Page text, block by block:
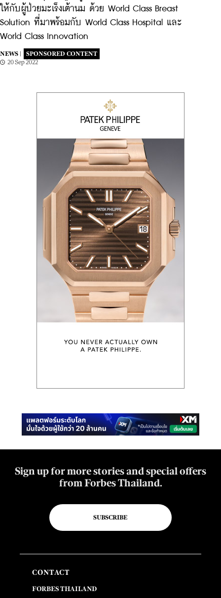
ให้กับผู้ป่วยมะเร็งเต้านม ด้วย World Class Breast
Solution ที่มาพร้อมกับ World Class Hospital และ
World Class Innovation
NEWS |
SPONSORED CONTENT
20 Sep 2022
Sign up for more stories and special offers
from Forbes Thailand.
SUBSCRIBE
CONTACT
FORBES THAILAND